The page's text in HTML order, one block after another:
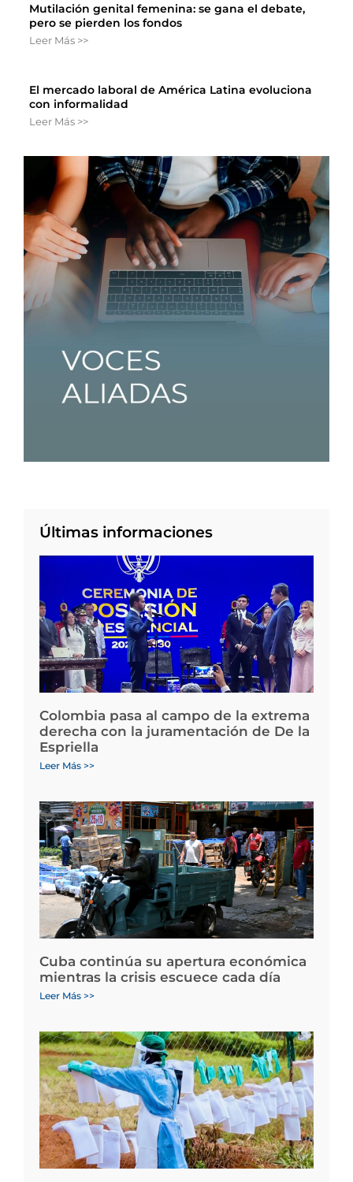
Mutilación genital femenina: se gana el debate,
pero se pierden los fondos
Leer Más >>
El mercado laboral de América Latina evoluciona
con informalidad
Leer Más >>
Últimas informaciones
Colombia pasa al campo de la extrema
derecha con la juramentación de De la
Espriella
Leer Más >>
Cuba continúa su apertura económica
mientras la crisis escuece cada día
Leer Más >>